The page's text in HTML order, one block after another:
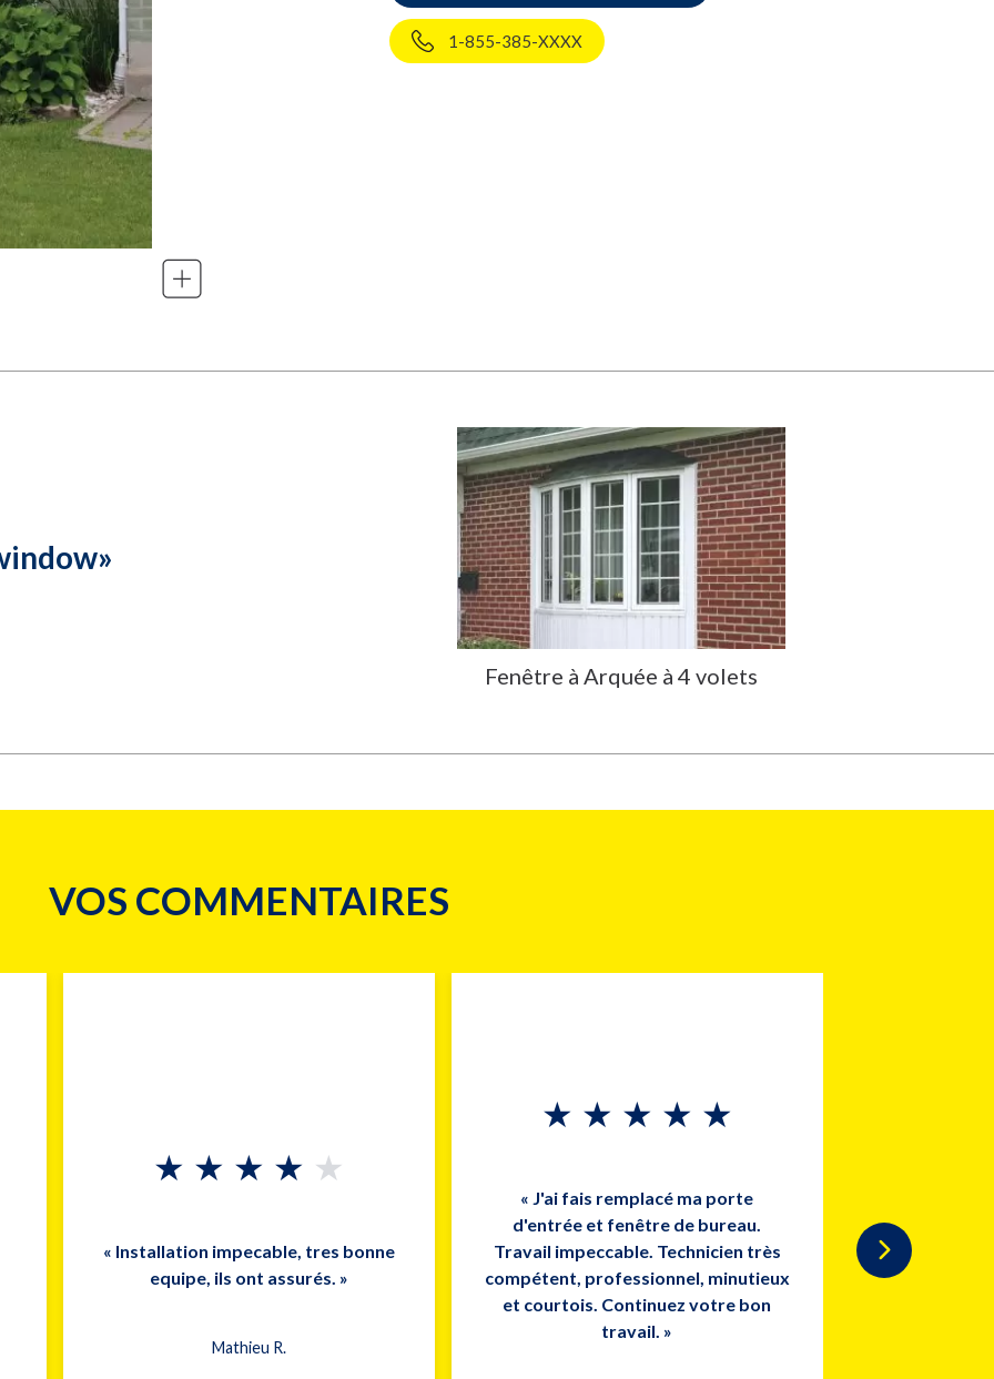
1-855-385-XXXX
Fenêtre à Arquée à 4 volets
VOS COMMENTAIRES
★ ★ ★ ★ ★
« Installation impecable, tres bonne
equipe, ils ont assurés. »
Mathieu R.
★ ★ ★ ★ ★
« J'ai fais remplacé ma porte
d'entrée et fenêtre de bureau.
Travail impeccable. Technicien très
compétent, professionnel, minutieux
et courtois. Continuez votre bon
travail. »
« Des
Offrant
Félicitations